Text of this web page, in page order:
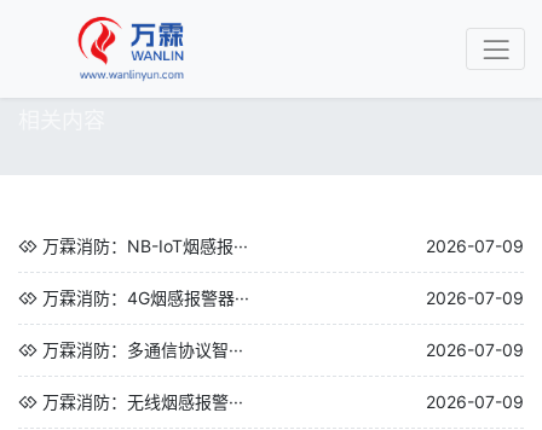
万霖消防：NB-IoT烟感报··· 2026-07-09
万霖消防：4G烟感报警器··· 2026-07-09
万霖消防：多通信协议智··· 2026-07-09
万霖消防：无线烟感报警··· 2026-07-09